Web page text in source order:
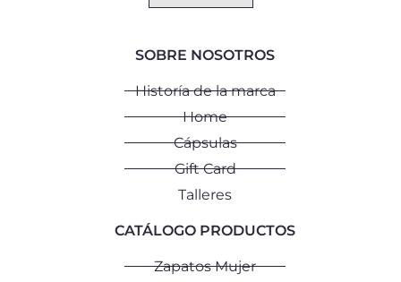
SOBRE NOSOTROS
Historía de la marca
Home
Cápsulas
Gift Card
Talleres
CATÁLOGO PRODUCTOS
Zapatos Mujer